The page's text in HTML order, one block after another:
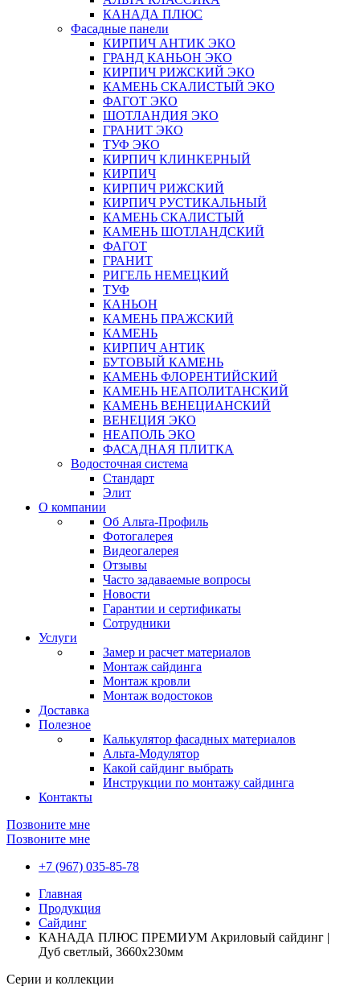
КАНАДА ПЛЮС
Фасадные панели
КИРПИЧ АНТИК ЭКО
ГРАНД КАНЬОН ЭКО
КИРПИЧ РИЖСКИЙ ЭКО
КАМЕНЬ СКАЛИСТЫЙ ЭКО
ФАГОТ ЭКО
ШОТЛАНДИЯ ЭКО
ГРАНИТ ЭКО
ТУФ ЭКО
КИРПИЧ КЛИНКЕРНЫЙ
КИРПИЧ
КИРПИЧ РИЖСКИЙ
КИРПИЧ РУСТИКАЛЬНЫЙ
КАМЕНЬ СКАЛИСТЫЙ
КАМЕНЬ ШОТЛАНДСКИЙ
ФАГОТ
ГРАНИТ
РИГЕЛЬ НЕМЕЦКИЙ
ТУФ
КАНЬОН
КАМЕНЬ ПРАЖСКИЙ
КАМЕНЬ
КИРПИЧ АНТИК
БУТОВЫЙ КАМЕНЬ
КАМЕНЬ ФЛОРЕНТИЙСКИЙ
КАМЕНЬ НЕАПОЛИТАНСКИЙ
КАМЕНЬ ВЕНЕЦИАНСКИЙ
ВЕНЕЦИЯ ЭКО
НЕАПОЛЬ ЭКО
ФАСАДНАЯ ПЛИТКА
Водосточная система
Стандарт
Элит
О компании
Об Альта-Профиль
Фотогалерея
Видеогалерея
Отзывы
Часто задаваемые вопросы
Новости
Гарантии и сертификаты
Сотрудники
Услуги
Замер и расчет материалов
Монтаж сайдинга
Монтаж кровли
Монтаж водостоков
Доставка
Полезное
Калькулятор фасадных материалов
Альта-Модулятор
Какой сайдинг выбрать
Инструкции по монтажу сайдинга
Контакты
Позвоните мне
Позвоните мне
+7 (967) 035-85-78
Главная
Продукция
Сайдинг
КАНАДА ПЛЮС ПРЕМИУМ Акриловый сайдинг |
Дуб светлый, 3660х230мм
Серии и коллекции